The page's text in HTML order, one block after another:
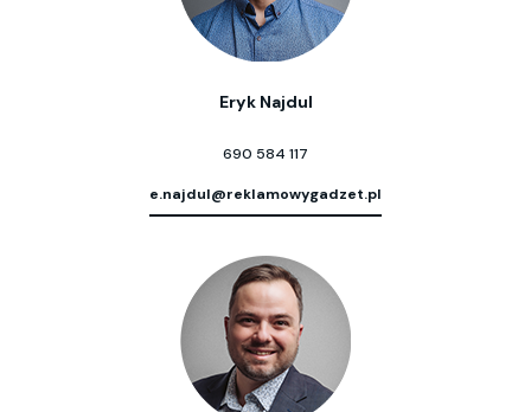
Eryk Najdul
690 584 117
e.najdul@reklamowygadzet.pl